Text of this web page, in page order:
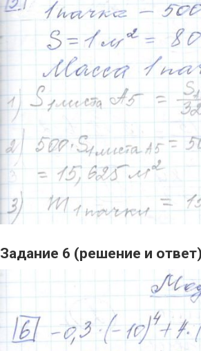
Задание 6 (решение и